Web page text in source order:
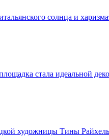
солнца и
стала идеальной
художницы Тины